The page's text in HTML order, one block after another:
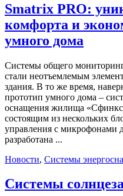
Smatrix PRO:
комфорта и
умного дома
Системы общего
стали неотъемлемым
здания. В то же время,
прототип умного дома –
оснащения жилища
состоящим из нескольких
управления с микрофонами
разработана ...
Новости, Системы
Системы